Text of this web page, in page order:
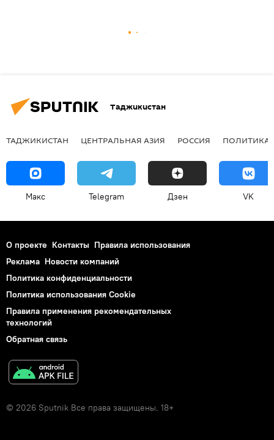
Таджикистан
ТАДЖИКИСТАН ЦЕНТРАЛЬНАЯ АЗИЯ РОССИЯ ПОЛИТИКА
Макс Telegram Дзен VK
О проекте Контакты Правила использования
Реклама Новости компаний
Политика конфиденциальности
Политика использования Cookie
Правила применения рекомендательных
технологий
Обратная связь
© 2026 Sputnik Все права защищены. 18+